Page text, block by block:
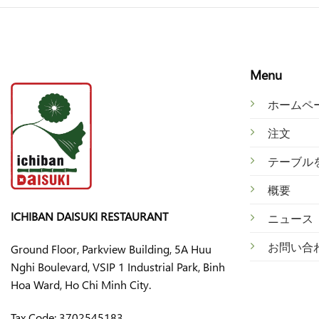
ICHIBAN DAISUKI RESTAURANT
Ground Floor, Parkview Building, 5A Huu
Nghi Boulevard, VSIP 1 Industrial Park, Binh
Hoa Ward, Ho Chi Minh City.
Menu
ホームペ
注文
テーブル
概要
ニ ュース
お問い合